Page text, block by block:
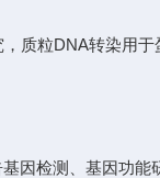
质粒DNA转染用于
因检测、基因功能